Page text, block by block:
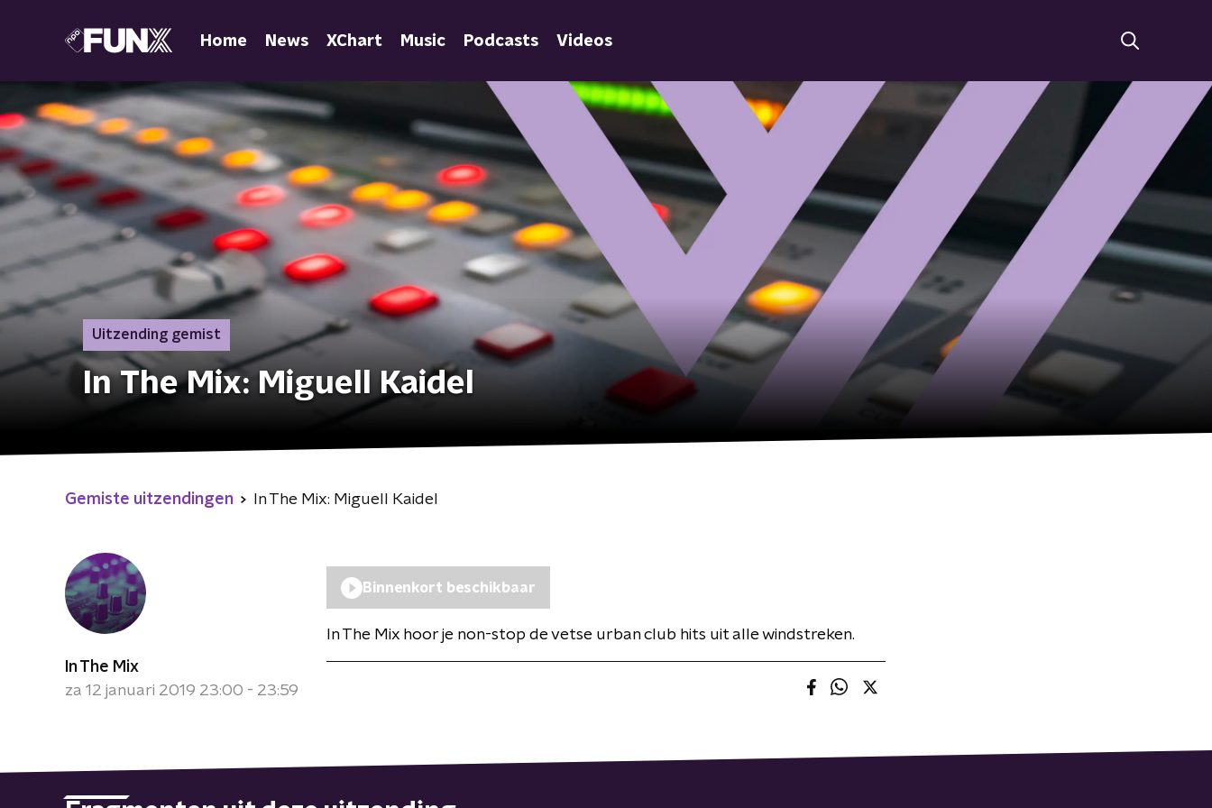
Home News XChart Music Podcasts Videos
Uitzending gemist
In The Mix: Miguell Kaidel
Gemiste uitzendingen In The Mix: Miguell Kaidel
In The Mix
za 12 januari 2019 23:00 - 23:59
Binnenkort beschikbaar
In The Mix hoor je non-stop de vetse urban club hits uit alle windstreken.